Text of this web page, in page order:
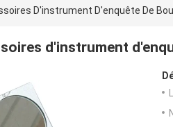
D'instrument D'enquête De
d'instrument